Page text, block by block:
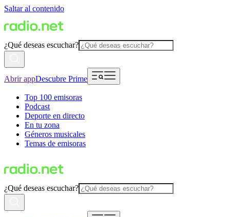
Saltar al contenido
¿Qué deseas escuchar?
Abrir appDescubre Prime
Top 100 emisoras
Podcast
Deporte en directo
En tu zona
Géneros musicales
Temas de emisoras
¿Qué deseas escuchar?